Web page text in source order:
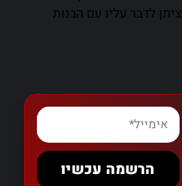
לדבר עליו עם הבנות
הרשמה עכשיו